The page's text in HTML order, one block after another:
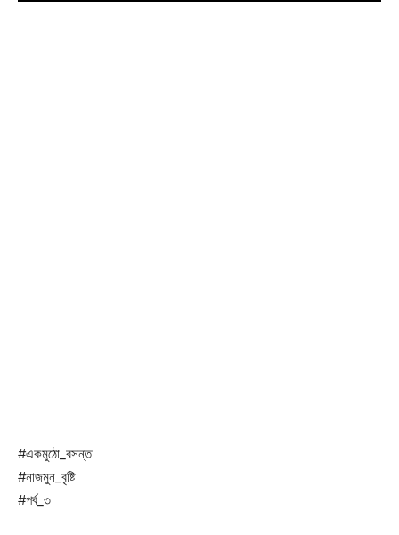
#একমুঠো_বসন্ত
#নাজমুন_বৃষ্টি
#পর্ব_৩